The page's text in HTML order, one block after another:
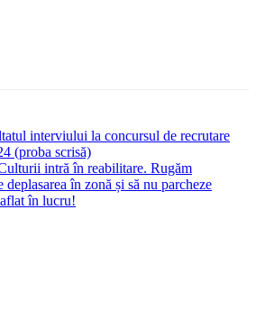
interviului la concursul de recrutare
(proba scrisă)
intră în reabilitare. Rugăm
în zonă și să nu parcheze
în lucru!